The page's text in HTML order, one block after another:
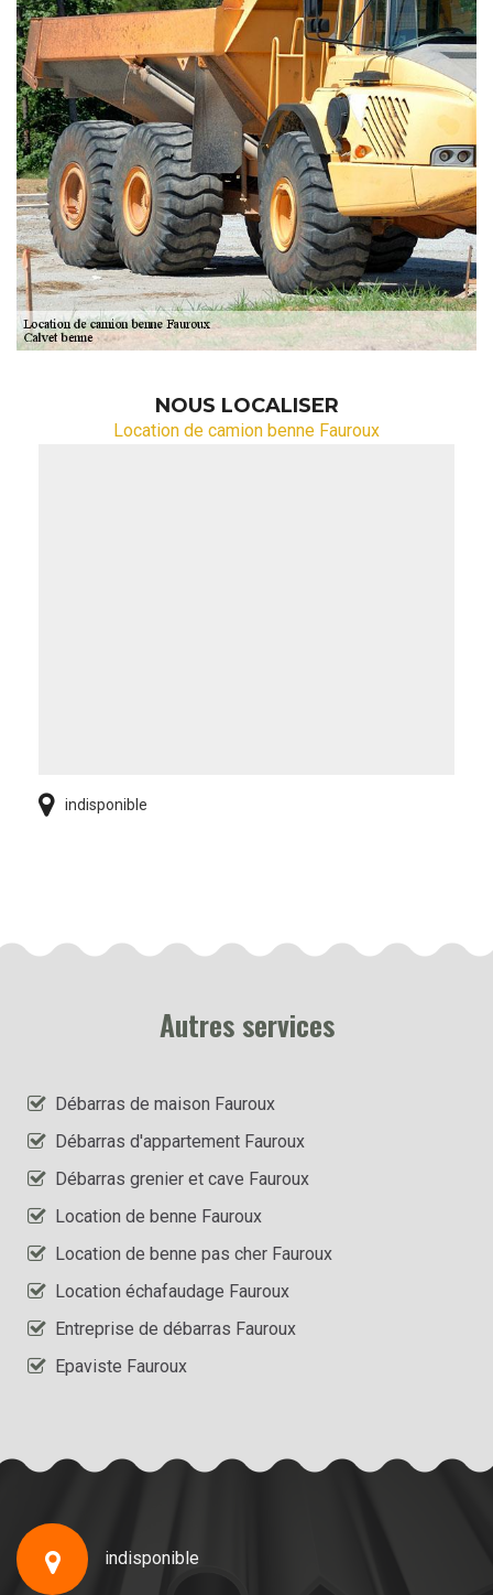
NOUS LOCALISER
Location de camion benne Fauroux
indisponible
Autres services
Débarras de maison Fauroux
Débarras d'appartement Fauroux
Débarras grenier et cave Fauroux
Location de benne Fauroux
Location de benne pas cher Fauroux
Location échafaudage Fauroux
Entreprise de débarras Fauroux
Epaviste Fauroux
indisponible